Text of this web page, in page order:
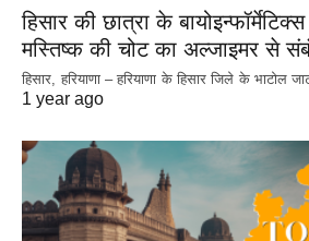
हिसार की छात्रा के
मस्तिष्क की चोट का अल्जाइमर से
हिसार, हरियाणा – हरियाणा के हिसार जिले के भाटोल
1 year ago